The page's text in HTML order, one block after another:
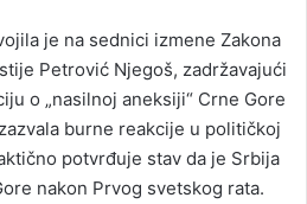
je na sednici izmene Zakona
Petrović Njegoš, zadržavajući
o „nasilnoj aneksiji“ Crne Gore
burne reakcije u političkoj
potvrđuje stav da je Srbija
nakon Prvog svetskog rata.